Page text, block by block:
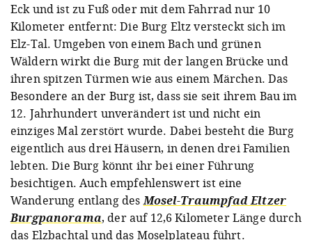
Eck und ist zu Fuß oder mit dem Fahrrad nur 10
Kilometer entfernt: Die Burg Eltz versteckt sich im
Elz-Tal. Umgeben von einem Bach und grünen
Wäldern wirkt die Burg mit der langen Brücke und
ihren spitzen Türmen wie aus einem Märchen. Das
Besondere an der Burg ist, dass sie seit ihrem Bau im
12. Jahrhundert unverändert ist und nicht ein
einziges Mal zerstört wurde. Dabei besteht die Burg
eigentlich aus drei Häusern, in denen drei Familien
lebten. Die Burg könnt ihr bei einer Führung
besichtigen. Auch empfehlenswert ist eine
Wanderung entlang desMosel-Traumpfad Eltzer
Burgpanorama, der auf 12,6 Kilometer Länge durch
das Elzbachtal und das Moselplateau führt.